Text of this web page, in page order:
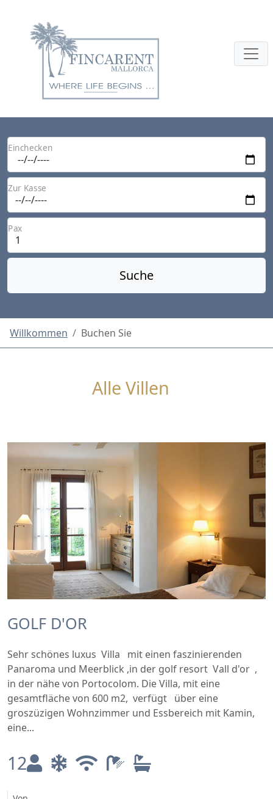
Einchecken
Zur Kasse
Pax
Suche
Willkommen Buchen Sie
Alle Villen
GOLF D'OR
Sehr schönes luxus Villa mit einen faszinierenden
Panaroma und Meerblick ,in der golf resort Vall d'or ,
in der nähe von Portocolom. Die Villa, mit eine
gesamtfläche von 600 m2, verfügt über eine
groszüzigen Wohnzimmer und Essbereich mit Kamin,
eine...
12